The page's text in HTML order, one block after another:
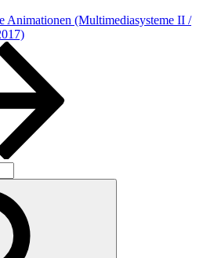
Animationen (Multimediasysteme II /